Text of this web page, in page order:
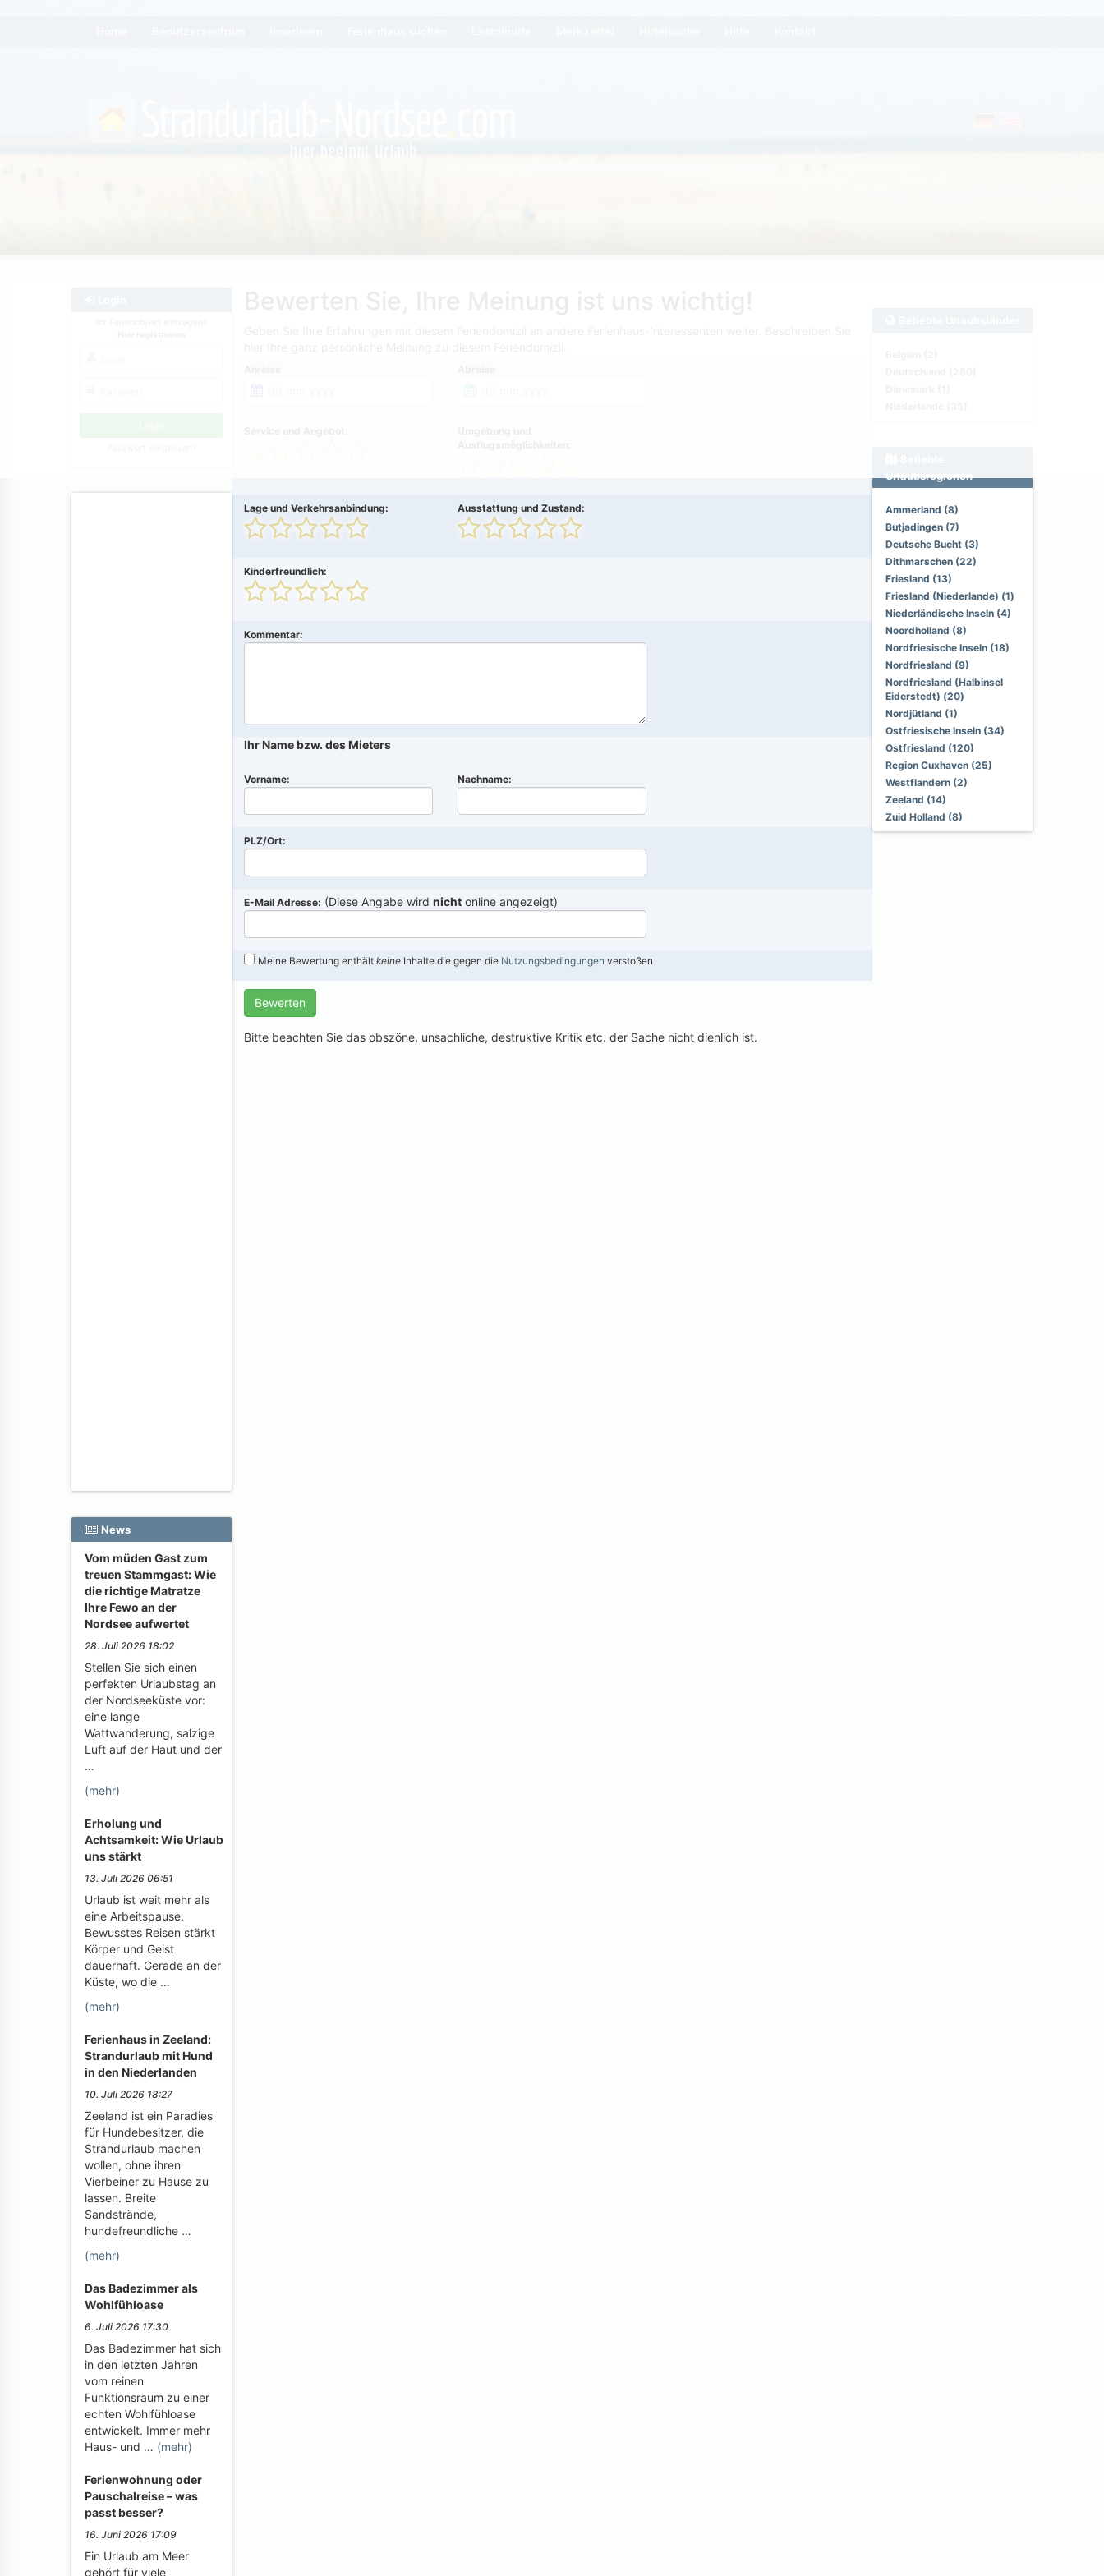
News
Vom müden Gast zum
treuen Stammgast: Wie
die richtige Matratze
Ihre Fewo an der
Nordsee aufwertet
28. Juli 2026 18:02
Stellen Sie sich einen
perfekten Urlaubstag an
der Nordseeküste vor:
eine lange
Wattwanderung, salzige
Luft auf der Haut und der
…
(mehr)
Erholung und
Achtsamkeit: Wie Urlaub
uns stärkt
13. Juli 2026 06:51
Urlaub ist weit mehr als
eine Arbeitspause.
Bewusstes Reisen stärkt
Körper und Geist
dauerhaft. Gerade an der
Küste, wo die …
(mehr)
Ferienhaus in Zeeland:
Strandurlaub mit Hund
in den Niederlanden
10. Juli 2026 18:27
Zeeland ist ein Paradies
für Hundebesitzer, die
Strandurlaub machen
wollen, ohne ihren
Vierbeiner zu Hause zu
lassen. Breite
Sandstrände,
hundefreundliche …
(mehr)
Das Badezimmer als
Wohlfühloase
6. Juli 2026 17:30
Das Badezimmer hat sich
in den letzten Jahren
vom reinen
Funktionsraum zu einer
echten Wohlfühloase
entwickelt. Immer mehr
Haus- und … (mehr)
Ferienwohnung oder
Pauschalreise – was
passt besser?
16. Juni 2026 17:09
Ein Urlaub am Meer
gehört für viele
Lage und Verkehrsanbindung: Ausstattung und Zustand:
Kinderfreundlich:
Kommentar:
Ihr Name bzw. des Mieters
Vorname: Nachname:
PLZ/Ort:
E-Mail Adresse: (Diese Angabe wird nicht online angezeigt)
Meine Bewertung enthält keine Inhalte die gegen die Nutzungsbedingungen verstoßen
Bewerten
Bitte beachten Sie das obszöne, unsachliche, destruktive Kritik etc. der Sache nicht dienlich ist.
Urlaubsregionen
Ammerland (8)
Butjadingen (7)
Deutsche Bucht (3)
Dithmarschen (22)
Friesland (13)
Friesland (Niederlande) (1)
Niederländische Inseln (4)
Noordholland (8)
Nordfriesische Inseln (18)
Nordfriesland (9)
Nordfriesland (Halbinsel
Eiderstedt) (20)
Nordjütland (1)
Ostfriesische Inseln (34)
Ostfriesland (120)
Region Cuxhaven (25)
Westflandern (2)
Zeeland (14)
Zuid Holland (8)